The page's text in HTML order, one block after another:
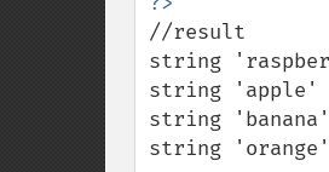
//result
string
string 'apple'
string
string